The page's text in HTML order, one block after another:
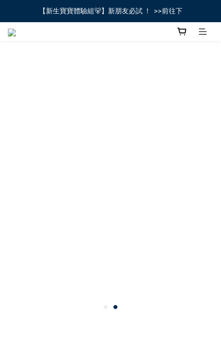
全館不限金額免運費🚚
【新生寶寶體驗組🐻】新朋友必試 ！  >>前往下